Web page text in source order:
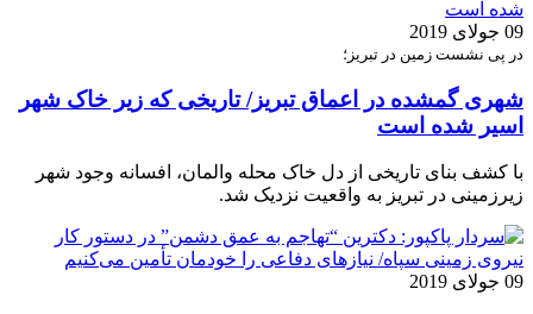
09 جولای 2019
در پی نشست زمین در تبریز؛
شهری گمشده در اعماق تبریز/ تاریخی که زیر خاک شهر
اسیر شده است
با کشف بنای تاریخی از دل خاک محله والمان، افسانه وجود شهر
زیرزمینی در تبریز به واقعیت نزدیک شد.
09 جولای 2019